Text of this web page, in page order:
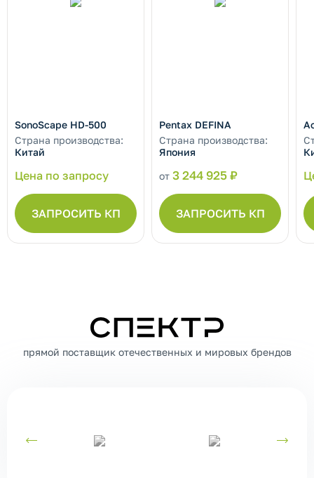
SonoScape HD-500
Страна производства:
Китай
Цена по запросу
ЗАПРОСИТЬ КП
Pentax DEFINA
Страна производства:
Япония
от 3 244 925 ₽
ЗАПРОСИТЬ КП
СПЕКТР
прямой поставщик отечественных и мировых брендов